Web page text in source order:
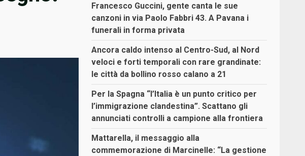
Francesco Guccini, gente canta le sue
canzoni in via Paolo Fabbri 43. A Pavana i
funerali in forma privata
Ancora caldo intenso al Centro-Sud, al Nord
veloci e forti temporali con rare grandinate:
le città da bollino rosso calano a 21
Per la Spagna “l’Italia è un punto critico per
l’immigrazione clandestina”. Scattano gli
annunciati controlli a campione alla frontiera
Mattarella, il messaggio alla
commemorazione di Marcinelle: “La gestione